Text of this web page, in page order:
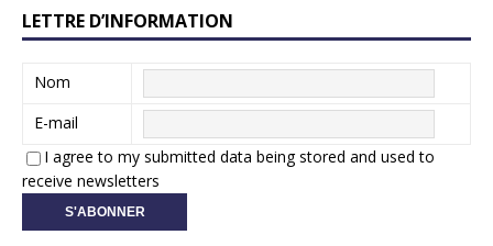
LETTRE D’INFORMATION
Nom
E-mail
I agree to my submitted data being stored and used to
receive newsletters